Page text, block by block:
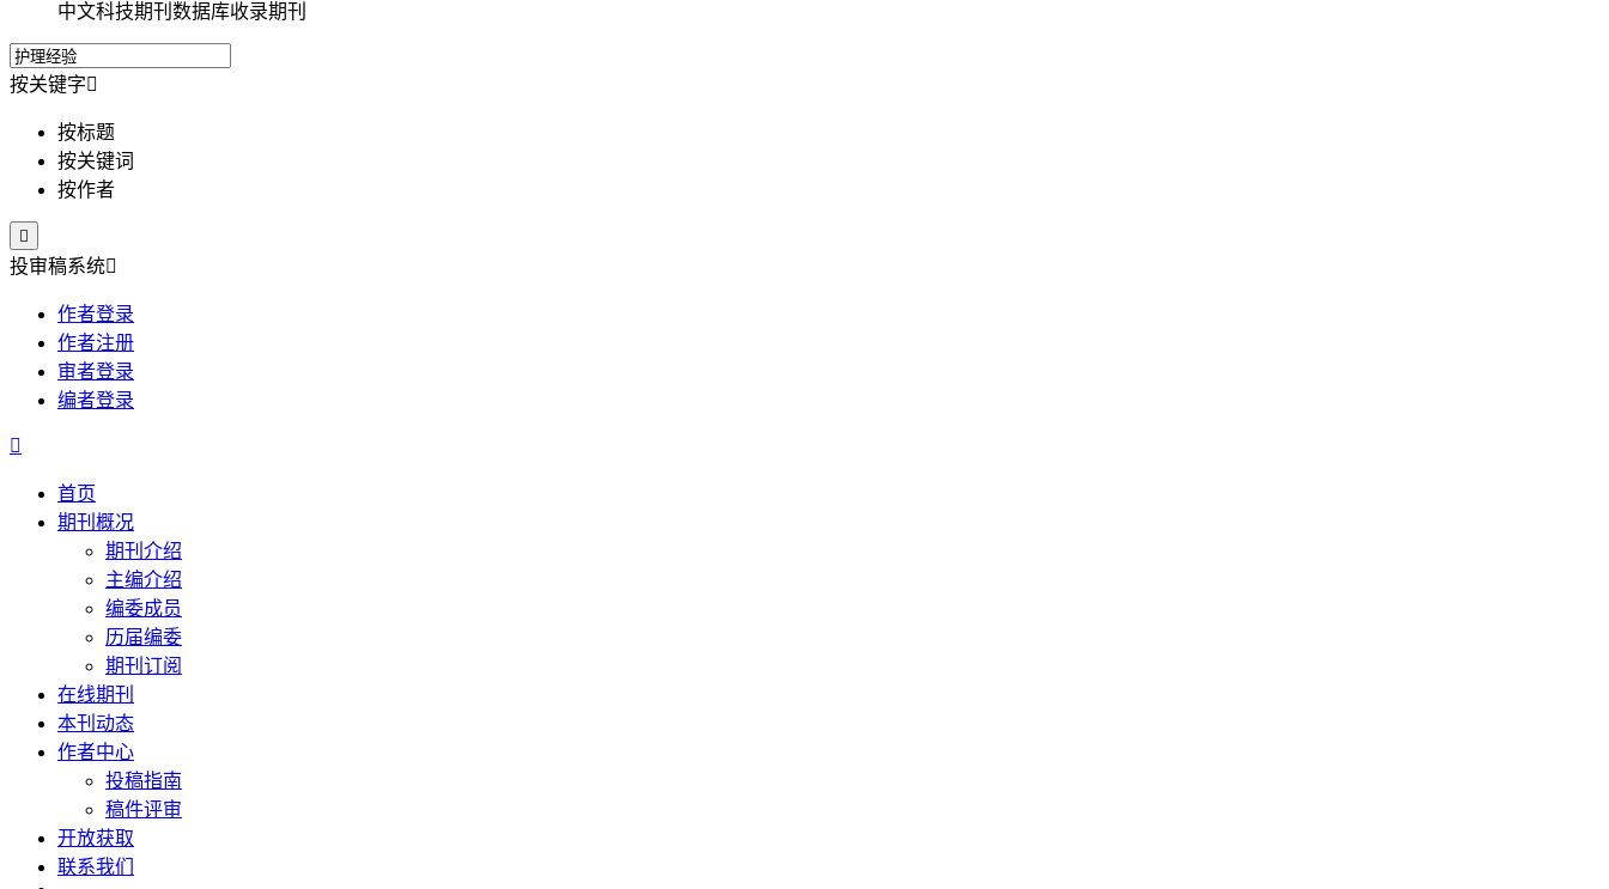
中文科技期刊数据库收录期刊
按关键字
按标题
按关键词
按作者

投审稿系统
作者登录
作者注册
审者登录
编者登录

首页
期刊概况
期刊介绍
主编介绍
编委成员
历届编委
期刊订阅
在线期刊
本刊动态
作者中心
投稿指南
稿件评审
开放获取
联系我们